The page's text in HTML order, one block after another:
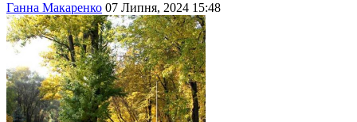
Ганна Макаренко 07 Липня, 2024 15:48